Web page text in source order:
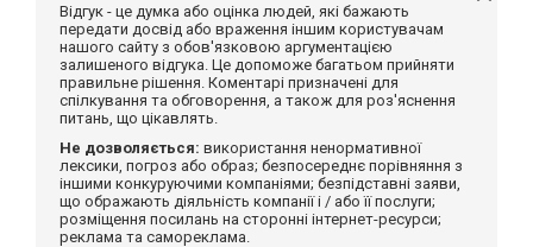
Відгук - це думка або оцінка людей, які бажають
передати досвід або враження іншим користувачам
нашого сайту з обов'язковою аргументацією
залишеного відгука. Це допоможе багатьом прийняти
правильне рішення. Коментарі призначені для
спілкування та обговорення, а також для роз'яснення
питань, що цікавлять.
Не дозволяється: використання ненормативної
лексики, погроз або образ; безпосереднє порівняння з
іншими конкуруючими компаніями; безпідставні заяви,
що ображають діяльність компанії і / або її послуги;
розміщення посилань на сторонні інтернет-ресурси;
реклама та самореклама.